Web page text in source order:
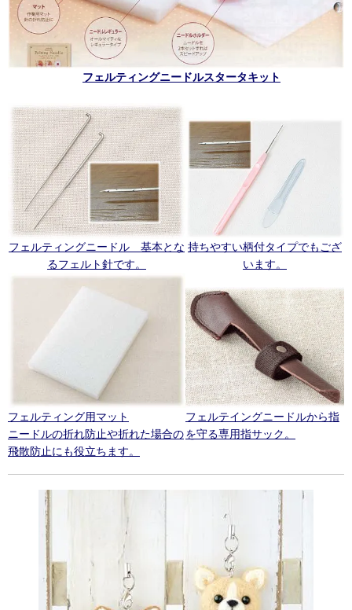
フェルティングニードルスタータキット
フェルティングニードル 基本とな
るフェルト針です。
持ちやすい柄付タイプでもござ
います。
フェルティング用マット
ニードルの折れ防止や折れた場合の
飛散防止にも役立ちます。
フェルテイングニードルから指
を守る専用指サック。